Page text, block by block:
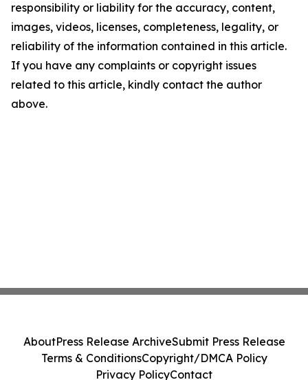
responsibility or liability for the accuracy, content,
images, videos, licenses, completeness, legality, or
reliability of the information contained in this article.
If you have any complaints or copyright issues
related to this article, kindly contact the author
above.
AboutPress Release ArchiveSubmit Press Release
Terms & ConditionsCopyright/DMCA Policy
Privacy PolicyContact